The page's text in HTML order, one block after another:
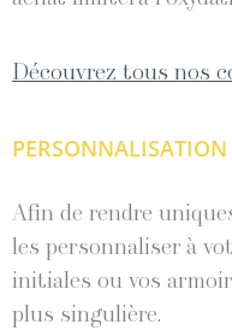
Découvrez tous nos
Afin de rendre
les personnaliser à
initiales ou vos
plus singulière.